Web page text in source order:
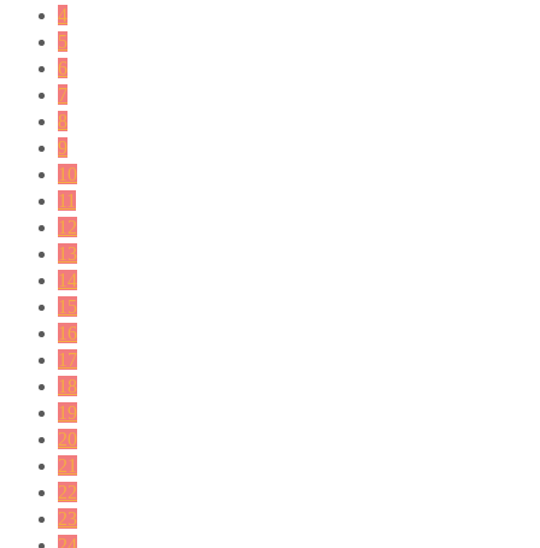
4
5
6
7
8
9
10
11
12
13
14
15
16
17
18
19
20
21
22
23